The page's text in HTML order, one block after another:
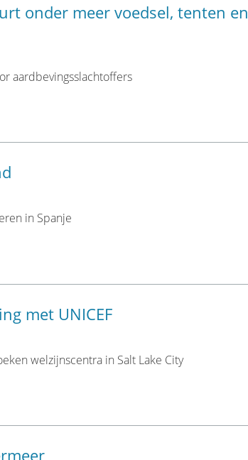
onder meer voedsel, tenten
aardbevingsslachtoffers
in Spanje
met UNICEF
welzijnscentra in Salt Lake City